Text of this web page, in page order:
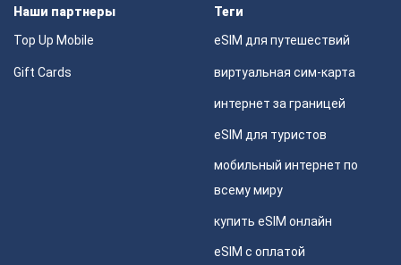
Наши партнеры
Top Up Mobile
Gift Cards
Теги
eSIM для путешествий
виртуальная сим-карта
интернет за границей
eSIM для туристов
мобильный интернет по
всему миру
купить eSIM онлайн
eSIM с оплатой